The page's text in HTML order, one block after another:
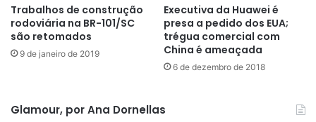
Trabalhos de construção
rodoviária na BR-101/SC
são retomados
9 de janeiro de 2019
Executiva da Huawei é
presa a pedido dos EUA;
trégua comercial com
China é ameaçada
6 de dezembro de 2018
Glamour, por Ana Dornellas